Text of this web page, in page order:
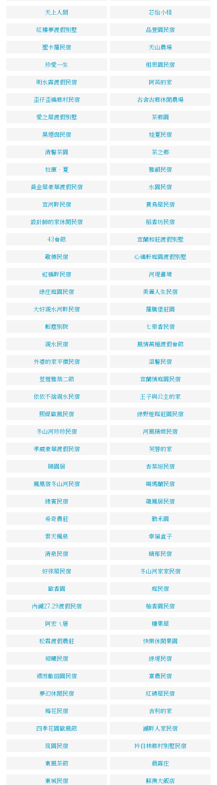
天上人間 芯怡小棧
紅樓夢渡假別墅 品萱園民宿
聖卡羅民宿 天山農場
珍愛一生 相思園民宿
明水露渡假民宿 阿英的家
歪仔歪橋鄉村民宿 古舍古鄉休閒農場
愛之屋渡假別墅 茶鄉園
黑煙囪民宿 娃夏民宿
清馨茶園 茶之鄉
牡庫．夏 雅韻民宿
黃金屋豪華渡假民宿 水園民宿
宜河畔民宿 賞鳥屋民宿
設計師的家休閒民宿 稻香坊民宿
43會館 宜蘭和莊渡假別墅
歌德民宿 心適軒庭園渡假別墅
虹橋畔民宿 河堤畫境
綠庄庭園民宿 美麗人生民宿
大好親水河畔民宿 羅騰堡莊園
輕塵別院 七里香民宿
親水民宿 風情萬種渡假會館
外婆的家平價民宿 溫馨民宿
荳蔻雅築二館 宜蘭情庭園民宿
依依不捨親水民宿 王子與公主的家
熙緹歐風民宿 綠野遊蹤莊園民宿
冬山河珍珍民宿 河風精緻民宿
孝威豪華渡假民宿 芙蓉的家
隨園居 杏葉垣民宿
鳳凰宿冬山河民宿 噶瑪蘭民宿
緣賓民宿 龍鳳居民宿
希奇農莊 勤禾園
雲天楓泉 幸福盒子
清泉民宿 晴郁民宿
好徠屋民宿 冬山河家家民宿
歐香園 庭民宿
內湖27.29渡假民宿 柚香園民宿
阿宏ㄟ厝 糖果屋
松霖渡假農莊 快樂休閒果園
迎曦民宿 綠堤民宿
遇而歡田園民宿 富農民宿
夢幻休閒民宿 紅磚屋民宿
梅花民宿 吉利的家
四季花園歐風館 湖畔人家民宿
筑園民宿 衿日林鄉村別墅民宿
東風茶館 晨露庄
東城民宿 蘇澳大飯店